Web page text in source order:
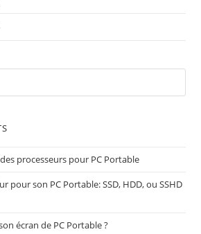
processeurs pour PC Portable
pour son PC Portable: SSD, HDD, ou SSHD
écran de PC Portable ?